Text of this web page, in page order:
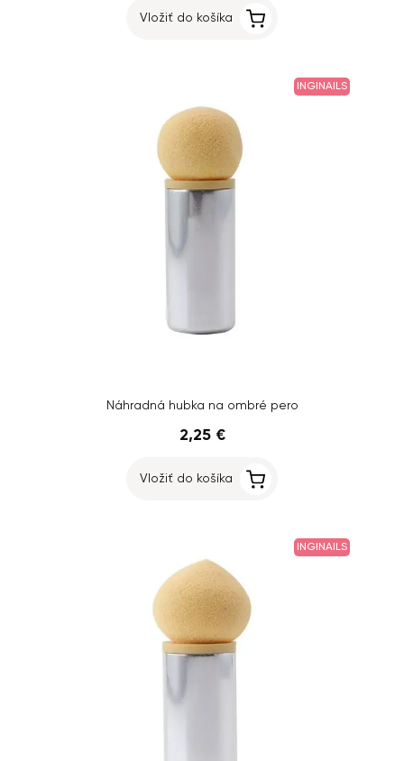
Vložiť do košíka
INGINAILS
Náhradná hubka na ombré pero
2,25 €
Vložiť do košíka
INGINAILS